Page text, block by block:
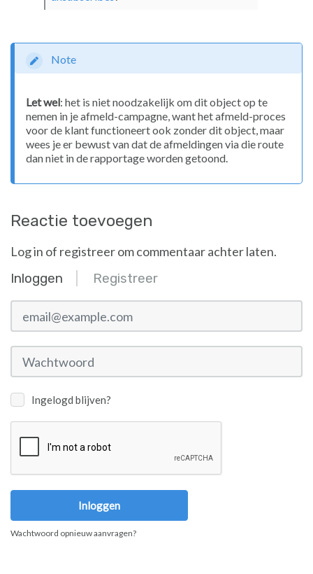
Note
Let wel: het is niet noodzakelijk om dit object op te
nemen in je afmeld-campagne, want het afmeld-proces
voor de klant functioneert ook zonder dit object, maar
wees je er bewust van dat de afmeldingen via die route
dan niet in de rapportage worden getoond.
Reactie toevoegen
Log in of registreer om commentaar achter laten.
Inloggen Registreer
Ingelogd blijven?
Inloggen
Wachtwoord opnieuw aanvragen?